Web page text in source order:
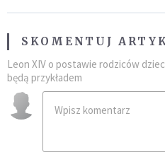
SKOMENTUJ
Leon XIV o postawie rodziców
będą przykładem